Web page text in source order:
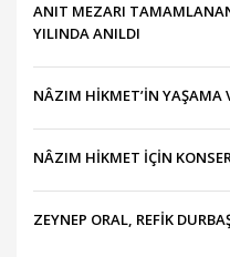
ANIT MEZARI
YILINDA ANILDI
NÂZIM HİKMET’İN YAŞAMA
NÂZIM HİKMET İÇİN
ZEYNEP ORAL, REFİK